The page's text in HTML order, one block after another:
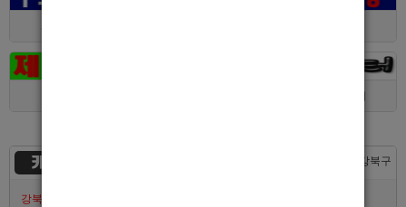
카지노 서울 > 강북구
강북호빠 No1 남보도 프라다 성북, 노원, 강북, 수유 원콜